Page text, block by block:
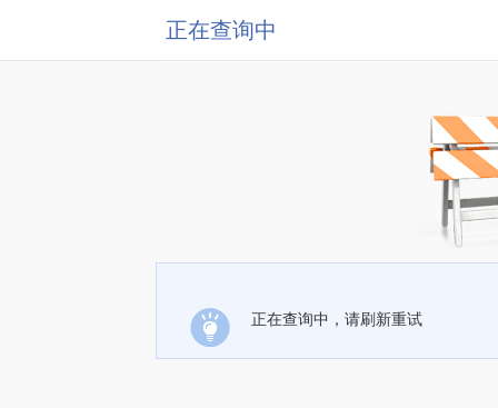
正在查询中
正在查询中，请刷新重试